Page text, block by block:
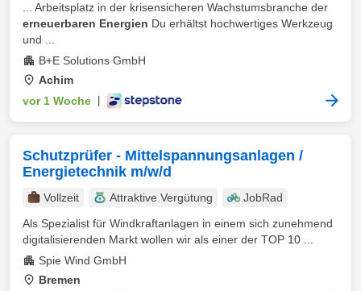
... Arbeitsplatz in der krisensicheren Wachstumsbranche der
erneuerbaren Energien Du erhältst hochwertiges Werkzeug
und ...
B+E Solutions GmbH
Achim
vor 1 Woche
Schutzprüfer - Mittelspannungsanlagen /
Energietechnik m/w/d
Vollzeit Attraktive Vergütung
JobRad
Als Spezialist für Windkraftanlagen in einem sich zunehmend
digitalisierenden Markt wollen wir als einer der TOP 10 ...
Spie Wind GmbH
Bremen